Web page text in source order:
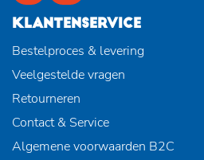
KLANTENSERVICE
Bestelproces & levering
Veelgestelde vragen
Retourneren
Contact & Service
Algemene voorwaarden B2C